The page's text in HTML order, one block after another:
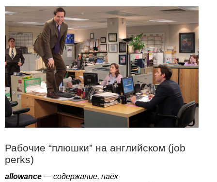
Рабочие “плюшки” на английском (job
perks)
allowance — содержание, паёк